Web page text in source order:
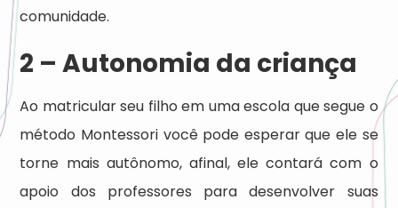
comunidade.
2 – Autonomia da criança
Ao matricular seu filho em uma escola que segue o
método Montessori você pode esperar que ele se
torne mais autônomo, afinal, ele contará com o
apoio dos professores para desenvolver suas